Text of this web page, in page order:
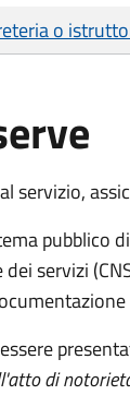
o
servizio,
pubblico
servizi
di